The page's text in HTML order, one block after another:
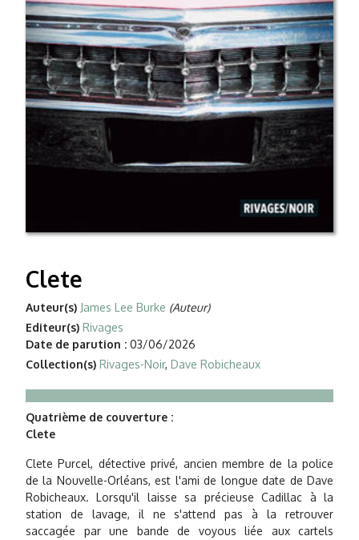
Clete
Auteur(s) James Lee Burke (Auteur)
Editeur(s) Rivages
Date de parution : 03/06/2026
Collection(s) Rivages-Noir, Dave Robicheaux
Quatrième de couverture :
Clete
Clete Purcel, détective privé, ancien membre de la police
de la Nouvelle-Orléans, est l'ami de longue date de Dave
Robicheaux. Lorsqu'il laisse sa précieuse Cadillac à la
station de lavage, il ne s'attend pas à la retrouver
saccagée par une bande de voyous liée aux cartels